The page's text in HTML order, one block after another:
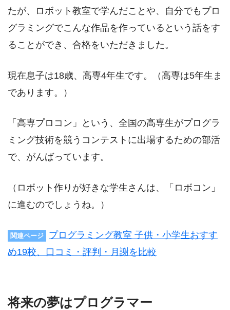
たが、ロボット教室で学んだことや、自分でもプロ
グラミングでこんな作品を作っているという話をす
ることができ、合格をいただきました。
現在息子は18歳、高専4年生です。（高専は5年生ま
であります。）
「高専プロコン」という、全国の高専生がプログラ
ミング技術を競うコンテストに出場するための部活
で、がんばっています。
（ロボット作りが好きな学生さんは、「ロボコン」
に進むのでしょうね。）
関連ページ
プログラミング教室 子供・小学生おすす
め19校、口コミ・評判・月謝を比較
将来の夢はプログラマー